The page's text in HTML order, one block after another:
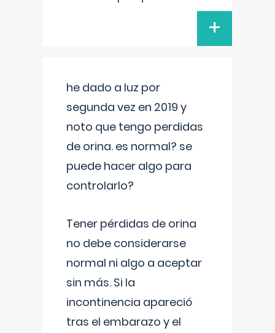
+
he dado a luz por
segunda vez en 2019 y
noto que tengo perdidas
de orina. es normal? se
puede hacer algo para
controlarlo?
Tener pérdidas de orina
no debe considerarse
normal ni algo a aceptar
sin más. Si la
incontinencia apareció
tras el embarazo y el